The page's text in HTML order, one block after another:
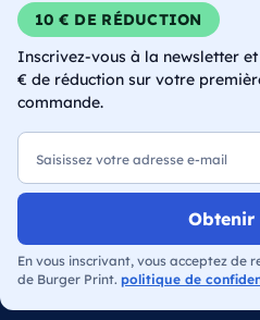
10 € DE RÉDUCTION
Inscrivez-vous à la newsletter et
€ de réduction sur votre
commande.
E-mail
Obtenir
En vous inscrivant, vous acceptez de
de Burger Print. politique de